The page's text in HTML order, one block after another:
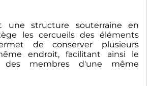
une structure souterraine en
les cercueils des éléments
de conserver plusieurs
endroit, facilitant ainsi le
des membres d'une même